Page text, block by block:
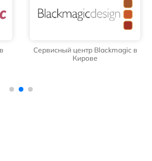
Сервисный центр Blackmagic в
Кирове